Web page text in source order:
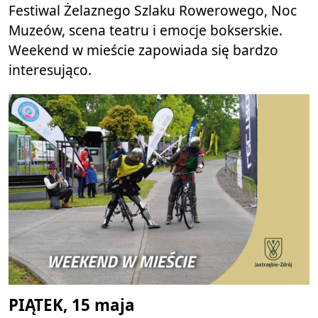
Festiwal Żelaznego Szlaku Rowerowego, Noc
Muzeów, scena teatru i emocje bokserskie.
Weekend w mieście zapowiada się bardzo
interesująco.
PIĄTEK, 15 maja